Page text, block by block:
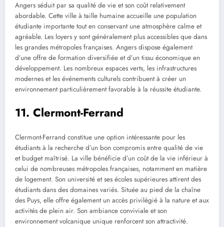
Angers séduit par sa qualité de vie et son coût relativement
abordable. Cette ville à taille humaine accueille une population
étudiante importante tout en conservant une atmosphère calme et
agréable. Les loyers y sont généralement plus accessibles que dans
les grandes métropoles françaises. Angers dispose également
d’une offre de formation diversifiée et d’un tissu économique en
développement. Les nombreux espaces verts, les infrastructures
modernes et les événements culturels contribuent à créer un
environnement particulièrement favorable à la réussite étudiante.
11. Clermont-Ferrand
Clermont-Ferrand constitue une option intéressante pour les
étudiants à la recherche d’un bon compromis entre qualité de vie
et budget maîtrisé. La ville bénéficie d’un coût de la vie inférieur à
celui de nombreuses métropoles françaises, notamment en matière
de logement. Son université et ses écoles supérieures attirent des
étudiants dans des domaines variés. Située au pied de la chaîne
des Puys, elle offre également un accès privilégié à la nature et aux
activités de plein air. Son ambiance conviviale et son
environnement volcanique unique renforcent son attractivité.